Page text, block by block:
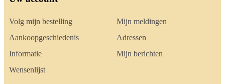
Volg mijn bestelling
Aankoopgeschiedenis
Informatie
Wensenlijst
Mijn meldingen
Adressen
Mijn berichten